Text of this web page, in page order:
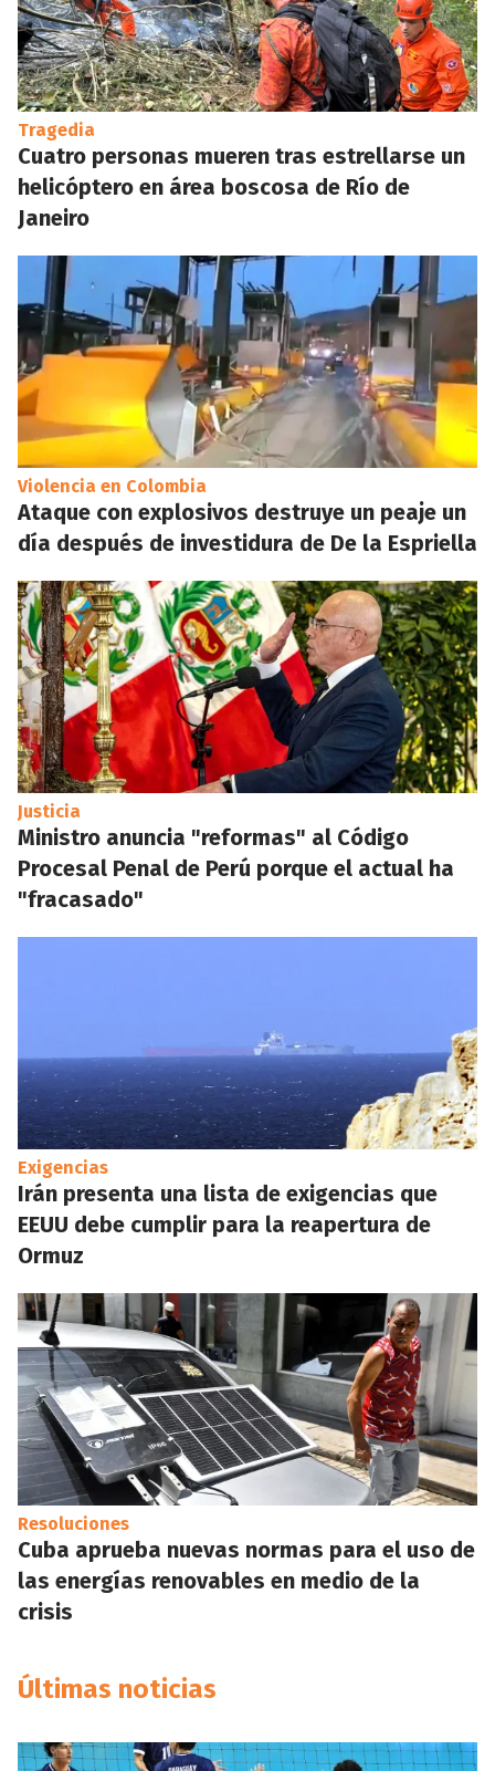
Tragedia
Cuatro personas mueren tras estrellarse un
helicóptero en área boscosa de Río de
Janeiro
Violencia en Colombia
Ataque con explosivos destruye un peaje un
día después de investidura de De la Espriella
Justicia
Ministro anuncia "reformas" al Código
Procesal Penal de Perú porque el actual ha
"fracasado"
Exigencias
Irán presenta una lista de exigencias que
EEUU debe cumplir para la reapertura de
Ormuz
Resoluciones
Cuba aprueba nuevas normas para el uso de
las energías renovables en medio de la
crisis
Últimas noticias